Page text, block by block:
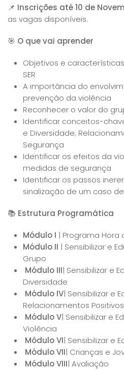
📌 Inscrições até 10 de
as vagas disponíveis.
🎯 O que vai aprender
Objetivos e
SER
A importância do
prevenção da violência
Reconhecer o valor do
Identificar conceitos-
e Diversidade;
Segurança
Identificar os efeitos da
medidas de segurança
Identificar os passos
sinalização de um caso
📚 Estrutura Programática
Módulo I | Programa Hora
Módulo II | Sensibilizar e
Grupo
Módulo III| Sensibilizar e
Diversidade
Módulo IV| Sensibilizar e
Relacionamentos Positivos
Módulo V| Sensibilizar e
Violência
Módulo VI| Sensibilizar e
Módulo VII| Crianças e
Módulo VIII| Avaliação